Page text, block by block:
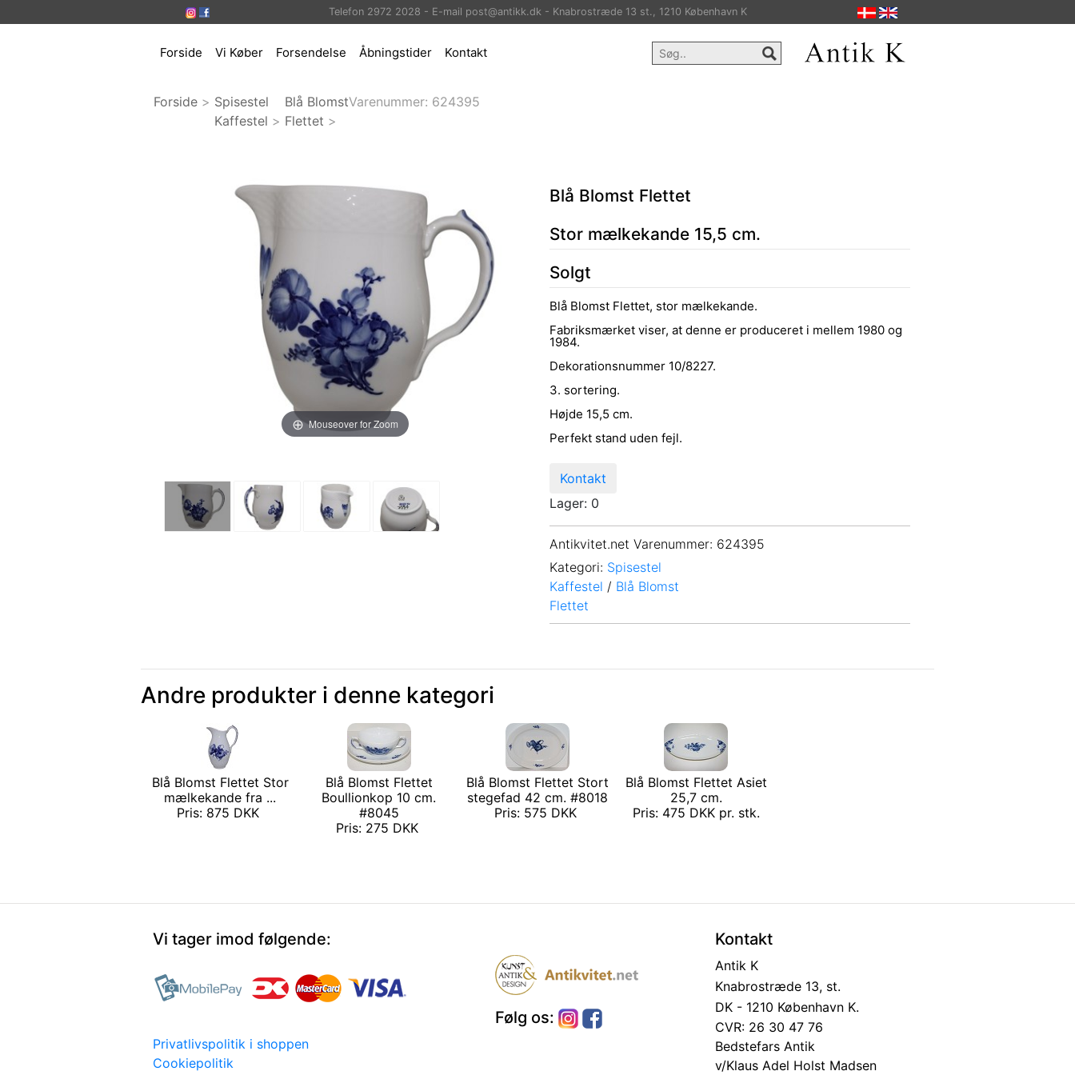
Telefon 2972 2028 - E-mail post@antikk.dk - Knabrostræde 13 st., 1210 København K
Forside Vi Køber Forsendelse Åbningstider Kontakt
Forside > Spisestel
Kaffestel >
Blå Blomst
Flettet >
Varenummer: 624395
Mouseover for Zoom
Blå Blomst Flettet
Stor mælkekande 15,5 cm.
Solgt
Blå Blomst Flettet, stor mælkekande.
Fabriksmærket viser, at denne er produceret i mellem 1980 og
1984.
Dekorationsnummer 10/8227.
3. sortering.
Højde 15,5 cm.
Perfekt stand uden fejl.
Kontakt
Lager: 0
Antikvitet.net Varenummer: 624395
Kategori: Spisestel
Kaffestel / Blå Blomst
Flettet
Andre produkter i denne kategori
Blå Blomst Flettet Stor
mælkekande fra ...
Pris: 875 DKK
Blå Blomst Flettet
Boullionkop 10 cm.
#8045
Pris: 275 DKK
Blå Blomst Flettet Stort
stegefad 42 cm. #8018
Pris: 575 DKK
Blå Blomst Flettet Asiet
25,7 cm.
Pris: 475 DKK pr. stk.
Vi tager imod følgende:
Privatlivspolitik i shoppen
Cookiepolitik
Følg os:
Kontakt
Antik K
Knabrostræde 13, st.
DK - 1210 København K.
CVR: 26 30 47 76
Bedstefars Antik
v/Klaus Adel Holst Madsen